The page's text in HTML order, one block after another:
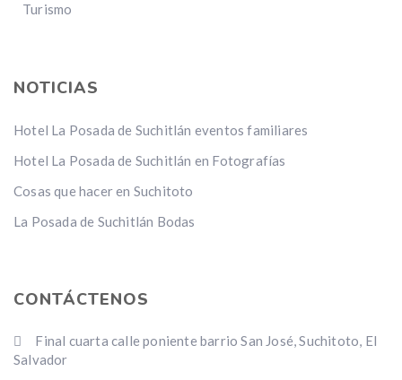
Turismo
NOTICIAS
Hotel La Posada de Suchitlán eventos familiares
Hotel La Posada de Suchitlán en Fotografías
Cosas que hacer en Suchitoto
La Posada de Suchitlán Bodas
CONTÁCTENOS
Final cuarta calle poniente barrio San José, Suchitoto, El
Salvador